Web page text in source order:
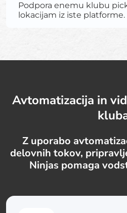
Podpora enemu klubu
lokacijam iz iste platforme.
Avtomatizacija in
Z uporabo
delovnih tokov,
Ninjas pomaga